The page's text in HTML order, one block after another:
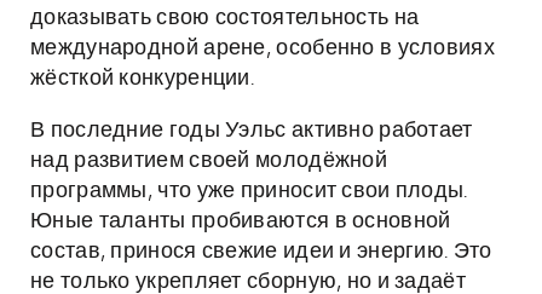
доказывать свою состоятельность на
международной арене, особенно в условиях
жёсткой конкуренции.
В последние годы Уэльс активно работает
над развитием своей молодёжной
программы, что уже приносит свои плоды.
Юные таланты пробиваются в основной
состав, принося свежие идеи и энергию. Это
не только укрепляет сборную, но и задаёт